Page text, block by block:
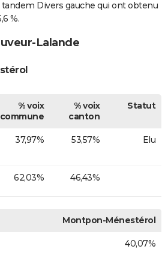
tandem Divers gauche qui ont obtenu
%.
Lalande
% voix
commune
% voix
canton
Statut
37,97% 53,57% Elu
62,03% 46,43%
Montpon-Ménestérol
40,07%